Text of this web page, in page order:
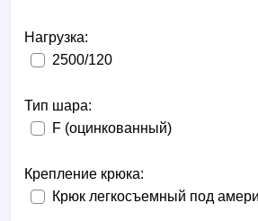
Нагрузка:
2500/120
Тип шара:
F (оцинкованный)
Крепление крюка:
Крюк легкосъемный под